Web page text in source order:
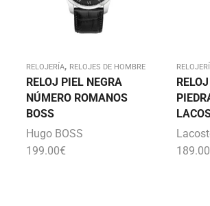
RELOJERÍA, RELOJES DE HOMBRE
RELOJ PIEL NEGRA
NÚMERO ROMANOS
BOSS
Hugo BOSS
199.00€
189.00